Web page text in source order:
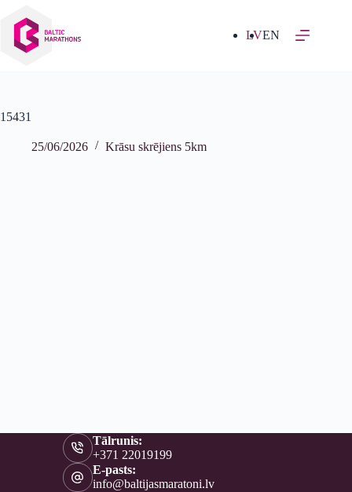
saturu
LVEN
15431
25/06/2026 Krāsu skrējiens 5km
Tālrunis:
+371 22019199
E-pasts:
info@baltijasmaratoni.lv